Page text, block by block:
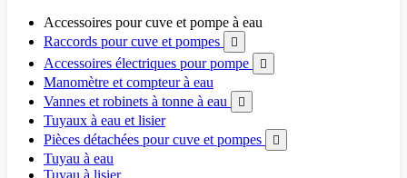
Accessoires pour cuve et pompe à eau
Raccords pour cuve et pompes

Accessoires électriques pour pompe 
Manomètre et compteur à eau
Vannes et robinets à tonne à eau

Tuyaux à eau et lisier
Pièces détachées pour cuve et pompes

Tuyau à eau
Tuyau à lisier